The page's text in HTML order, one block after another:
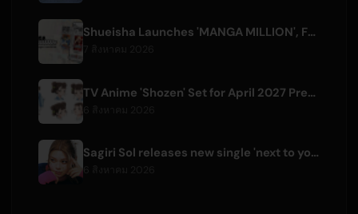
Shueisha Launches 'MANGA MILLION', Free Global Library of 400 Manga Titles
TV Anime 'Shozen' Set for April 2027 Premiere on Fuji TV
Sagiri Sol releases new single 'next to your love' after hiatus